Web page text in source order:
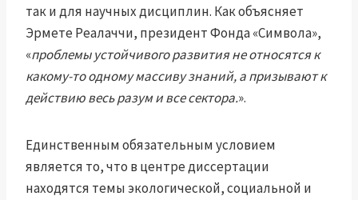
так и для научных дисциплин. Как объясняет
Эрмете Реалаччи, президент Фонда «Символа»,
«проблемы устойчивого развития не относятся к
какому-то одному массиву знаний, а призывают к
действию весь разум и все сектора.».
Единственным обязательным условием
является то, что в центре диссертации
находятся темы экологической, социальной и